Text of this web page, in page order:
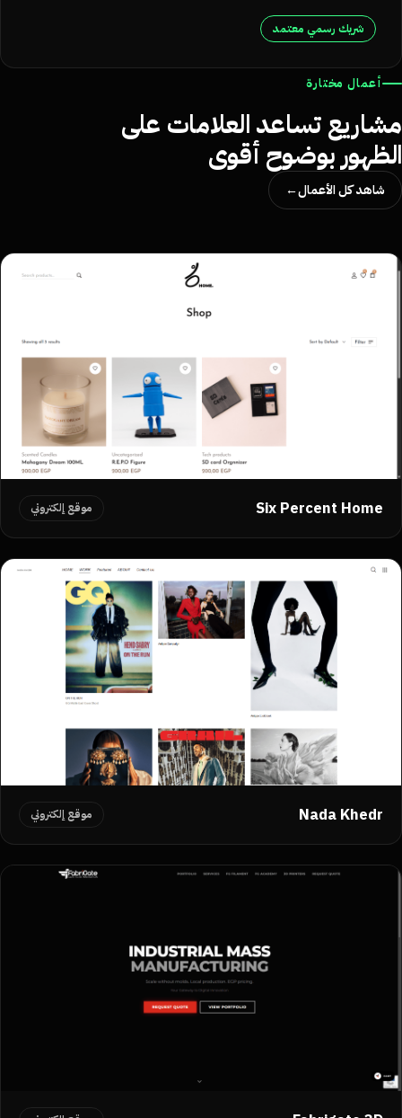
شريك رسمي معتمد
أعمال مختارة
تساعد العلامات على
بوضوح أقوى
شاهد كل الأعمال→
Six Percent Home موقع إلكتروني
Nada Khedr موقع إلكتروني